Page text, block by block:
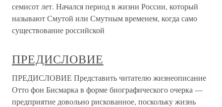
семисот лет. Начался период в жизни России, который
называют Смутой или Смутным временем, когда само
существование российской
ПРЕДИСЛОВИЕ
ПРЕДИСЛОВИЕ Представить читателю жизнеописание
Отто фон Бисмарка в форме биографического очерка —
предприятие довольно рискованное, поскольку жизнь